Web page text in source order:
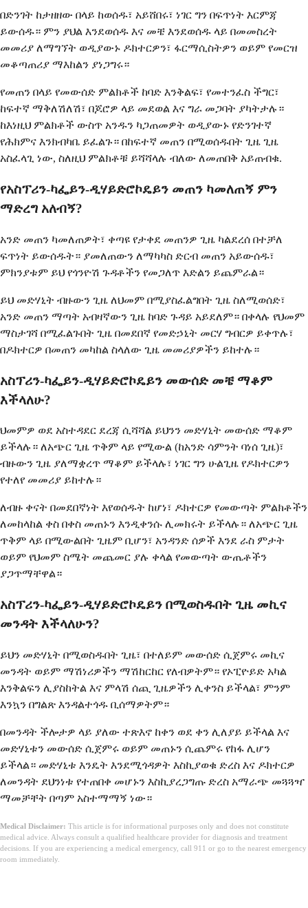
በድንገት ከታዘዘው በላይ ከወሰዱ፣ አይሸበሩ፣ ነገር ግን በፍጥነት እርምጃ
ይውሰዱ። ምን ያህል እንደወሰዱ እና መቼ እንደወሰዱ ላይ በመመስረት
መመሪያ ለማግኘት ወዲያውኑ ዶክተርዎን፣ ፋርማሲስትዎን ወይም የመርዝ
መቆጣጠሪያ ማእከልን ያነጋግሩ።
የመጠን በላይ የመውሰድ ምልክቶች ከባድ እንቅልፍ፣ የመተንፈስ ችግር፣
ከፍተኛ ማቅለሽለሽ፣ በጆሮዎ ላይ መደወል እና ግራ መጋባት ያካትታሉ።
ከእነዚህ ምልክቶች ውስጥ አንዱን ካጋጠመዎት ወዲያውኑ የድንገተኛ
የሕክምና እንክብካቤ ይፈልጉ። በከፍተኛ መጠን በሚወሰዱበት ጊዜ ጊዜ
አስፈላጊ ነው, ስለዚህ ምልክቶቹ ይሻሻላሉ ብለው ለመጠበቅ አይጠብቁ.
የአስፕሪን-ካፌይን-ዲሃይድሮኮዴይን መጠን ካመለጠኝ ምን
ማድረግ አለብኝ?
አንድ መጠን ካመለጠዎት፣ ቀጣዩ የታቀደ መጠንዎ ጊዜ ካልደረሰ በተቻለ
ፍጥነት ይውሰዱት። ያመለጠውን ለማካካስ ድርብ መጠን አይውሰዱ፣
ምክንያቱም ይህ የጎንዮሽ ጉዳቶችን የመጋለጥ እድልን ይጨምራል።
ይህ መድሃኒት ብዙውን ጊዜ ለህመም በሚያስፈልግበት ጊዜ ስለሚወሰድ፣
አንድ መጠን ማጣት አብዛኛውን ጊዜ ከባድ ጉዳይ አይደለም። በቀላሉ የህመም
ማስታገሻ በሚፈልጉበት ጊዜ በመደበኛ የመድኃኒት መርሃ ግብርዎ ይቀጥሉ፣
በዶክተርዎ በመጠን መካከል ስላለው ጊዜ መመሪያዎችን ይከተሉ።
አስፕሪን-ካፌይን-ዲሃይድሮኮዴይን መውሰድ መቼ ማቆም
እችላለሁ?
ህመምዎ ወደ አስተዳደር ደረጃ ሲሻሻል ይህንን መድሃኒት መውሰድ ማቆም
ይችላሉ። ለአጭር ጊዜ ጥቅም ላይ የሚውል (ከአንድ ሳምንት ባነሰ ጊዜ)፣
ብዙውን ጊዜ ያለማቋረጥ ማቆም ይችላሉ፣ ነገር ግን ሁልጊዜ የዶክተርዎን
የተለየ መመሪያ ይከተሉ።
ለብዙ ቀናት በመደበኛነት እየወሰዱት ከሆነ፣ ዶክተርዎ የመውጣት ምልክቶችን
ለመከላከል ቀስ በቀስ መጠኑን እንዲቀንሱ ሊመክሩት ይችላሉ። ለአጭር ጊዜ
ጥቅም ላይ በሚውልበት ጊዜም ቢሆን፣ አንዳንድ ሰዎች እንደ ራስ ምታት
ወይም የህመም ስሜት መጨመር ያሉ ቀላል የመውጣት ውጤቶችን
ያጋጥማቸዋል።
አስፕሪን-ካፌይን-ዲሃይድሮኮዴይን በሚወስዱበት ጊዜ መኪና
መንዳት እችላለሁን?
ይህን መድሃኒት በሚወስዱበት ጊዜ፣ በተለይም መውሰድ ሲጀምሩ መኪና
መንዳት ወይም ማሽነሪዎችን ማሽከርከር የለብዎትም። የኦፒዮይድ አካል
እንቅልፍን ሊያስከትል እና ምላሽ ሰጪ ጊዜዎችን ሊቀንስ ይችላል፣ ምንም
እንኳን በግልጽ እንዳልተጎዱ ቢሰማዎትም።
በመንዳት ችሎታዎ ላይ ያለው ተጽእኖ ከቀን ወደ ቀን ሊለያይ ይችላል እና
መድሃኒቱን መውሰድ ሲጀምሩ ወይም መጠኑን ሲጨምሩ የከፋ ሊሆን
ይችላል። መድሃኒቱ እንዴት እንደሚጎዳዎት እስኪያወቁ ድረስ እና ዶክተርዎ
ለመንዳት ደህንነቱ የተጠበቀ መሆኑን እስኪያረጋግጡ ድረስ አማራጭ መጓጓዣ
ማመቻቸት በጣም አስተማማኝ ነው።
Medical Disclaimer: This article is for informational purposes only and does not constitute
medical advice. Always consult a qualified healthcare provider for diagnosis and treatment
decisions. If you are experiencing a medical emergency, call 911 or go to the nearest emergency
room immediately.